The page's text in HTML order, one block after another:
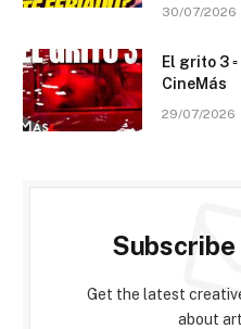
30/07/2026
El grito 3 ▫️
CineMás
29/07/2026
Get the latest
about